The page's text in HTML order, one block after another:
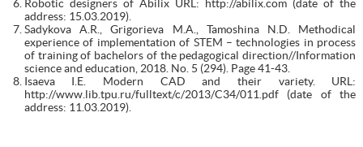
Robotic designers of Abilix URL: http://abilix.com (date of the
address: 15.03.2019).
Sadykova A.R., Grigorieva M.A., Tamoshina N.D. Methodical
experience of implementation of STEM – technologies in process
of training of bachelors of the pedagogical direction//Information
science and education, 2018. No. 5 (294). Page 41-43.
Isaeva I.E. Modern CAD and their variety. URL:
http://www.lib.tpu.ru/fulltext/c/2013/C34/011.pdf (date of the
address: 11.03.2019).